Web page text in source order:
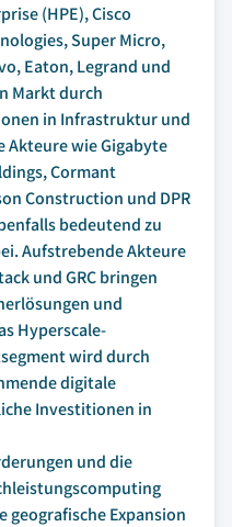
(HPE), Cisco
Super Micro,
Eaton, Legrand und
Markt durch
in Infrastruktur und
Akteure wie Gigabyte
Cormant
Construction und DPR
bedeutend zu
Aufstrebende Akteure
und GRC bringen
und
Hyperscale-
wird durch
digitale
Investitionen in
und die
geografische Expansion